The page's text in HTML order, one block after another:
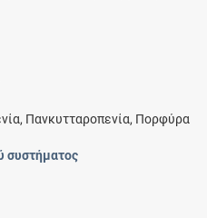
Πανκυτταροπενία, Πορφύρα
συστήματος